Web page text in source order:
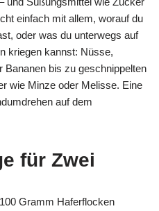
einfach mit allem, worauf du
oder was du unterwegs auf
kriegen kannst: Nüsse,
Bananen bis zu geschnippelten
wie Minze oder Melisse. Eine
auf dem
für Zwei
Gramm Haferflocken